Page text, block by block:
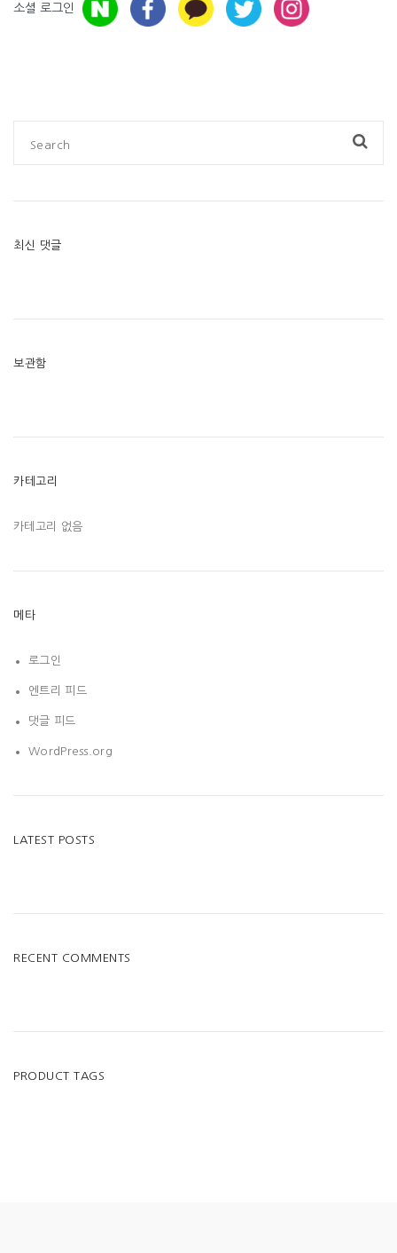
소셜 로그인
최신 댓글
보관함
카테고리
카테고리 없음
메타
로그인
엔트리 피드
댓글 피드
WordPress.org
LATEST POSTS
RECENT COMMENTS
PRODUCT TAGS